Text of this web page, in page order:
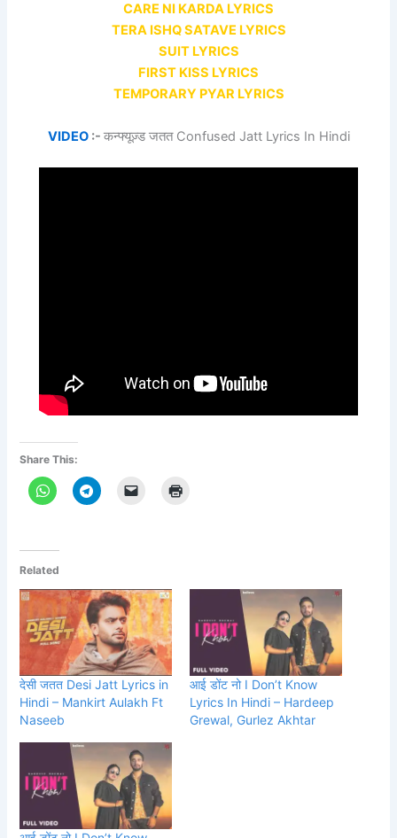
CARE NI KARDA LYRICS
TERA ISHQ SATAVE LYRICS
SUIT LYRICS
FIRST KISS LYRICS
TEMPORARY PYAR LYRICS
VIDEO:- कन्फ्यूज़्ड जतत Confused Jatt Lyrics In Hindi
Share This:
Related
देसी जतत Desi Jatt Lyrics in
Hindi – Mankirt Aulakh Ft
Naseeb
आई डोंट नो I Don’t Know
Lyrics In Hindi – Hardeep
Grewal, Gurlez Akhtar